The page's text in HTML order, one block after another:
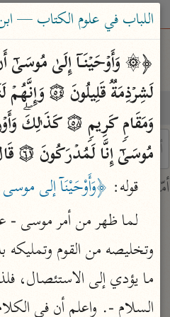
بحث تفسير
characters for results.
أمّهات
جامع البيان
ابن جرير الطبري (٣١٠ هـ)
نحو ٢٨ مجلدًا
تفسير القرآن العظيم
ابن كثير (٧٧٤ هـ)
اللباب في علوم الكتاب — ابن
مُوسَىٰۤ إِنَّا لَمُدۡرَكُونَ ۝٦١ قَالَ كَلَّاۤۖ إِنَّ مَعِیَ رَبِّی سَیَهۡدِینِ ۝٦٢﴾
قوله: ﴿وَأَوْحَيْنَآ إلى
السلام -. واعلم أن في